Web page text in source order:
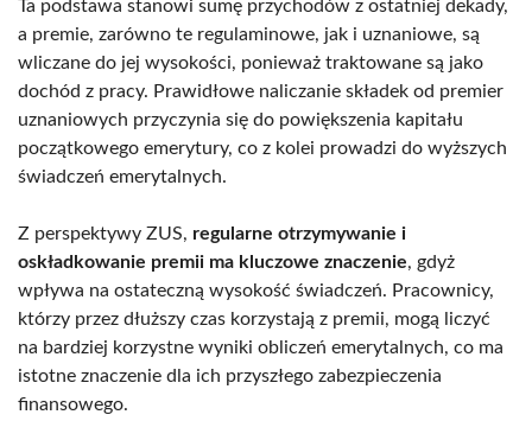
Ta podstawa stanowi sumę przychodów z ostatniej dekady,
a premie, zarówno te regulaminowe, jak i uznaniowe, są
wliczane do jej wysokości, ponieważ traktowane są jako
dochód z pracy. Prawidłowe naliczanie składek od premier
uznaniowych przyczynia się do powiększenia kapitału
początkowego emerytury, co z kolei prowadzi do wyższych
świadczeń emerytalnych.
Z perspektywy ZUS, regularne otrzymywanie i
oskładkowanie premii ma kluczowe znaczenie, gdyż
wpływa na ostateczną wysokość świadczeń. Pracownicy,
którzy przez dłuższy czas korzystają z premii, mogą liczyć
na bardziej korzystne wyniki obliczeń emerytalnych, co ma
istotne znaczenie dla ich przyszłego zabezpieczenia
finansowego.